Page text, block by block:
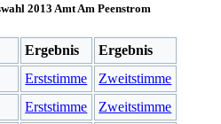
2013 Amt Am Peenstrom
Ergebnis
Ergebnis
Erststimme
Zweitstimme
Erststimme
Zweitstimme